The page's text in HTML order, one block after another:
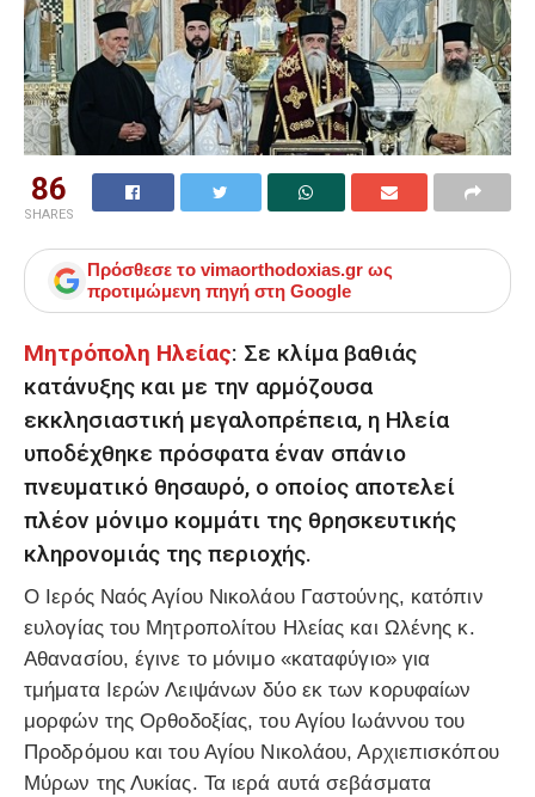
86
SHARES
Πρόσθεσε το vimaorthodoxias.gr ως
προτιμώμενη πηγή στη Google
Μητρόπολη Ηλείας: Σε κλίμα βαθιάς
κατάνυξης και με την αρμόζουσα
εκκλησιαστική μεγαλοπρέπεια, η Ηλεία
υποδέχθηκε πρόσφατα έναν σπάνιο
πνευματικό θησαυρό, ο οποίος αποτελεί
πλέον μόνιμο κομμάτι της θρησκευτικής
κληρονομιάς της περιοχής.
Ο Ιερός Ναός Αγίου Νικολάου Γαστούνης, κατόπιν
ευλογίας του Μητροπολίτου Ηλείας και Ωλένης κ.
Αθανασίου, έγινε το μόνιμο «καταφύγιο» για
τμήματα Ιερών Λειψάνων δύο εκ των κορυφαίων
μορφών της Ορθοδοξίας, του Αγίου Ιωάννου του
Προδρόμου και του Αγίου Νικολάου, Αρχιεπισκόπου
Μύρων της Λυκίας. Τα ιερά αυτά σεβάσματα